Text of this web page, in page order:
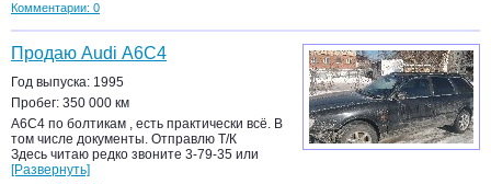
Комментарии: 0
Продаю Audi А6С4
Год выпуска: 1995
Пробег: 350 000 км
А6С4 по болтикам , есть практически всё. В
том числе документы. Отправлю Т/К
Здесь читаю редко звоните 3-79-35 или
[Развернуть]